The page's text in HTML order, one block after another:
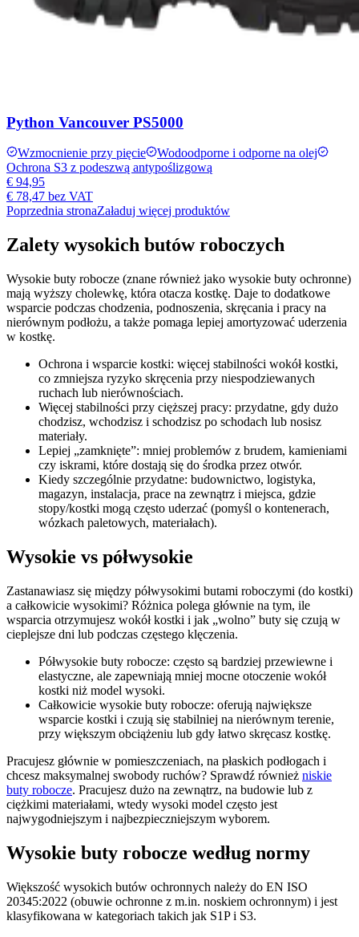
Python Vancouver PS5000
Wzmocnienie przy pięcie
Wodoodporne i odporne na olej
Ochrona S3 z podeszwą antypoślizgową
€ 94,95
€ 78,47 bez VAT
Poprzednia stronaZaładuj więcej produktów
Zalety wysokich butów roboczych
Wysokie buty robocze (znane również jako wysokie buty ochronne)
mają wyższy cholewkę, która otacza kostkę. Daje to dodatkowe
wsparcie podczas chodzenia, podnoszenia, skręcania i pracy na
nierównym podłożu, a także pomaga lepiej amortyzować uderzenia
w kostkę.
Ochrona i wsparcie kostki: więcej stabilności wokół kostki,
co zmniejsza ryzyko skręcenia przy niespodziewanych
ruchach lub nierównościach.
Więcej stabilności przy cięższej pracy: przydatne, gdy dużo
chodzisz, wchodzisz i schodzisz po schodach lub nosisz
materiały.
Lepiej „zamknięte”: mniej problemów z brudem, kamieniami
czy iskrami, które dostają się do środka przez otwór.
Kiedy szczególnie przydatne: budownictwo, logistyka,
magazyn, instalacja, prace na zewnątrz i miejsca, gdzie
stopy/kostki mogą często uderzać (pomyśl o kontenerach,
wózkach paletowych, materiałach).
Wysokie vs półwysokie
Zastanawiasz się między półwysokimi butami roboczymi (do kostki)
a całkowicie wysokimi? Różnica polega głównie na tym, ile
wsparcia otrzymujesz wokół kostki i jak „wolno” buty się czują w
cieplejsze dni lub podczas częstego klęczenia.
Półwysokie buty robocze: często są bardziej przewiewne i
elastyczne, ale zapewniają mniej mocne otoczenie wokół
kostki niż model wysoki.
Całkowicie wysokie buty robocze: oferują największe
wsparcie kostki i czują się stabilniej na nierównym terenie,
przy większym obciążeniu lub gdy łatwo skręcasz kostkę.
Pracujesz głównie w pomieszczeniach, na płaskich podłogach i
chcesz maksymalnej swobody ruchów? Sprawdź również niskie
buty robocze. Pracujesz dużo na zewnątrz, na budowie lub z
ciężkimi materiałami, wtedy wysoki model często jest
najwygodniejszym i najbezpieczniejszym wyborem.
Wysokie buty robocze według normy
Większość wysokich butów ochronnych należy do EN ISO
20345:2022 (obuwie ochronne z m.in. noskiem ochronnym) i jest
klasyfikowana w kategoriach takich jak S1P i S3.